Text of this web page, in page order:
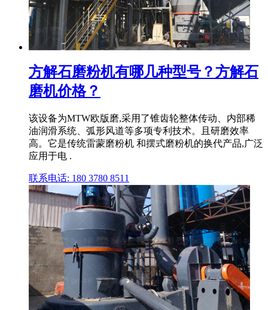
方解石磨粉机有哪几种型号？方解石
磨机价格？
该设备为MTW欧版磨,采用了锥齿轮整体传动、内部稀
油润滑系统、弧形风道等多项专利技术。且研磨效率
高。它是传统雷蒙磨粉机 和摆式磨粉机的换代产品,广泛
应用于电 .
联系电话: 180 3780 8511